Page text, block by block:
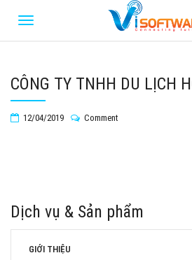
CÔNG TY TNHH DU LỊCH
12/04/2019 Comment
Dịch vụ & Sản phẩm
GIỚI THIỆU